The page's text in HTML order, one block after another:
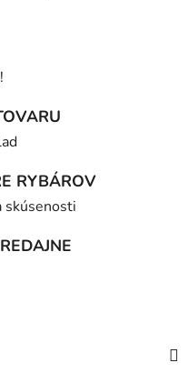
RYBÁROV
skúsenosti